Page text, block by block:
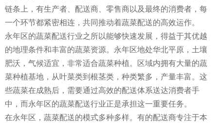
链条上，有生产者、配送商、零售商以及最终的消费者，每
一个环节都紧密相连，共同推动着蔬菜配送的高效运作。
永年区的蔬菜配送行业之所以能够快速发展，得益于其优越
的地理条件和丰富的蔬菜资源。永年区地处华北平原，土壤
肥沃，气候适宜，非常适合蔬菜种植。区域内拥有大量的蔬
菜种植基地，从叶菜类到根茎类，种类繁多，产量丰富。这
些蔬菜在成熟后，需要通过高效的配送体系送达消费者手
中，而永年区的蔬菜配送行业正是承担这一重要任务。
在永年区，蔬菜配送的模式多种多样。有的配送商专注于本